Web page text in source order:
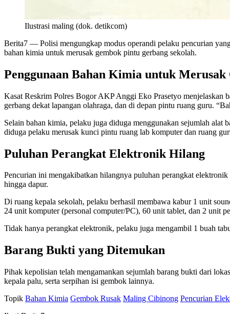
Ilustrasi maling (dok. detikcom)
Berita7 — Polisi mengungkap modus operandi pelaku pencurian
bahan kimia untuk merusak gembok pintu gerbang sekolah.
Penggunaan Bahan Kimia untuk Merusak
Kasat Reskrim Polres Bogor AKP Anggi Eko Prasetyo menjelaskan
gerbang dekat lapangan olahraga, dan di depan pintu ruang guru.
Selain bahan kimia, pelaku juga diduga menggunakan sejumlah
diduga pelaku merusak kunci pintu ruang lab komputer dan ruang
Puluhan Perangkat Elektronik Hilang
Pencurian ini mengakibatkan hilangnya puluhan perangkat
hingga dapur.
Di ruang kepala sekolah, pelaku berhasil membawa kabur 1 unit
24 unit komputer (personal computer/PC), 60 unit tablet, dan 2 unit
Tidak hanya perangkat elektronik, pelaku juga mengambil 1 buah
Barang Bukti yang Ditemukan
Pihak kepolisian telah mengamankan sejumlah barang bukti dari
kepala palu, serta serpihan isi gembok lainnya.
Topik Bahan Kimia Gembok Rusak Maling Cibinong Pencurian